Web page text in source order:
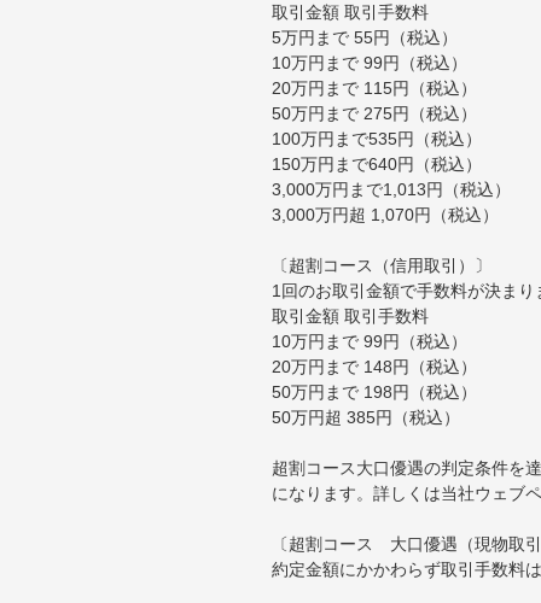
取引金額 取引手数料
5万円まで 55円（税込）
10万円まで 99円（税込）
20万円まで 115円（税込）
50万円まで 275円（税込）
100万円まで535円（税込）
150万円まで640円（税込）
3,000万円まで1,013円（税込）
3,000万円超 1,070円（税込）
〔超割コース（信用取引）〕
1回のお取引金額で手数料が決まり
取引金額 取引手数料
10万円まで 99円（税込）
20万円まで 148円（税込）
50万円まで 198円（税込）
50万円超 385円（税込）
超割コース大口優遇の判定条件を
になります。詳しくは当社ウェブ
〔超割コース 大口優遇（現物取
約定金額にかかわらず取引手数料